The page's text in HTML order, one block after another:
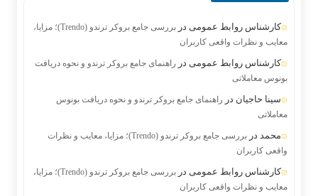
کارشناس روابط عمومی در
بررسی جامع بروکر ترندو (Trendo)؛ مزایا،
معایب و نظرات واقعی کاربران
کارشناس روابط عمومی در راهنمای جامع بروکر ترندو و نحوه دریافت
بونوس معاملاتی
سینا حاجیان در راهنمای جامع بروکر ترندو و نحوه دریافت بونوس
معاملاتی
محمد در
بررسی جامع بروکر ترندو (Trendo)؛ مزایا، معایب و نظرات
واقعی کاربران
کارشناس روابط عمومی در
بررسی جامع بروکر ترندو (Trendo)؛ مزایا،
معایب و نظرات واقعی کاربران